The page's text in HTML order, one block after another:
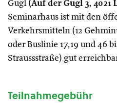
Gugl (Auf der Gugl 3, 4021
Seminarhaus ist mit den
Verkehrsmitteln (12
oder Buslinie 17,19 und 46
Straussstraße) gut
Teilnahmegebühr